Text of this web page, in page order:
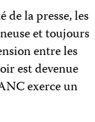
la presse, les
et toujours
entre les
est devenue
exerce un